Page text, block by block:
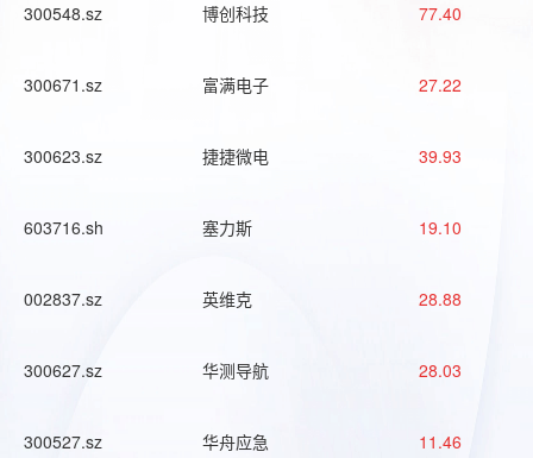
300548.sz 博创科技 77.40
300671.sz 富满电子 27.22
300623.sz 捷捷微电 39.93
603716.sh 塞力斯 19.10
002837.sz 英维克 28.88
300627.sz 华测导航 28.03
300527.sz 华舟应急 11.46